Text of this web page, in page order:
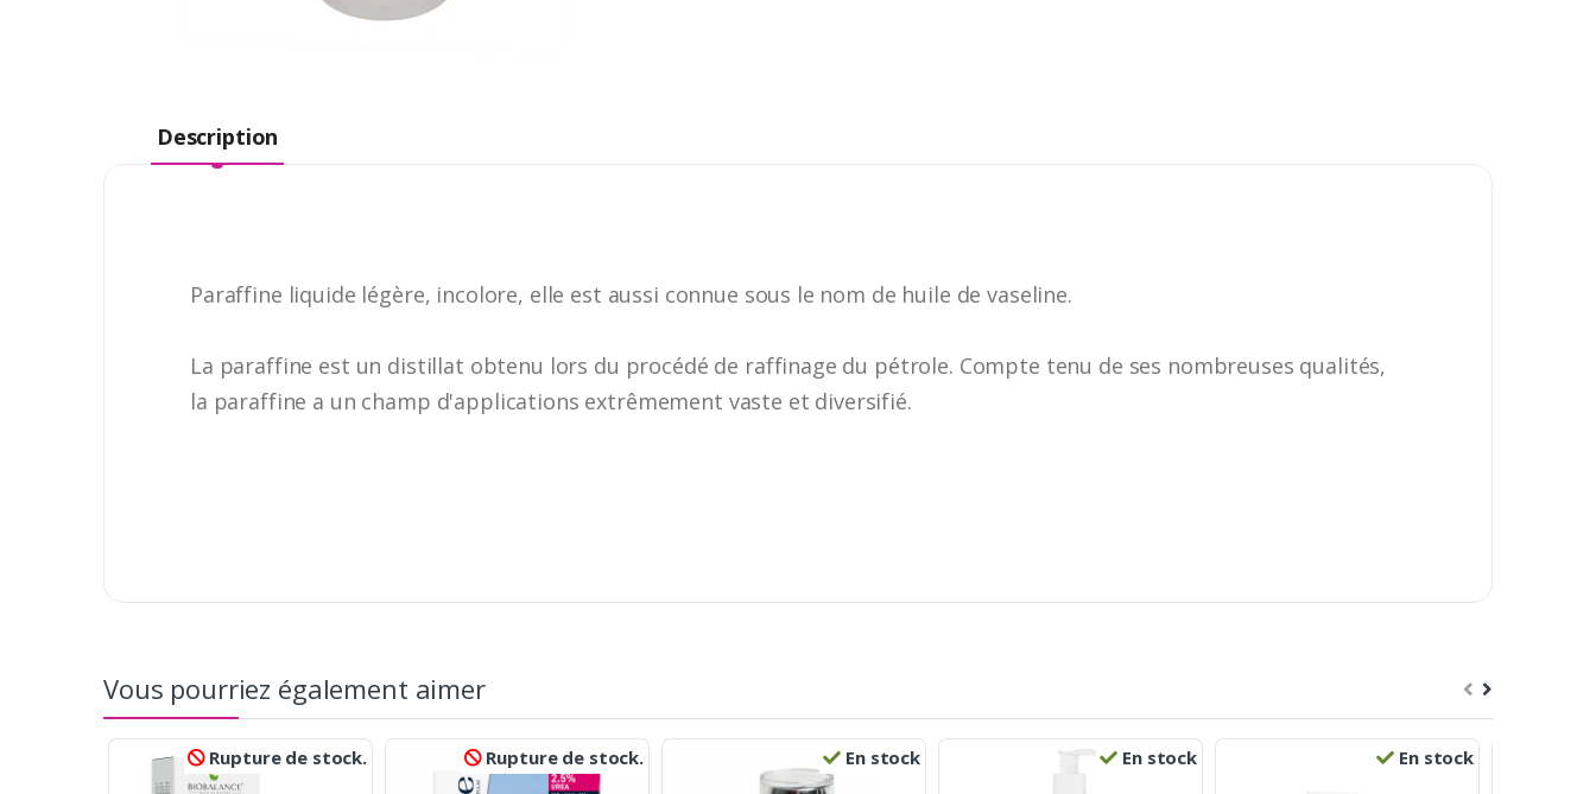
Description
Paraffine liquide légère, incolore, elle est aussi connue sous le nom de huile de vaseline.
La paraffine est un distillat obtenu lors du procédé de raffinage du pétrole. Compte tenu de ses nombreuses qualités,
la paraffine a un champ d'applications extrêmement vaste et diversifié.
Vous pourriez également aimer
Rupture de stock. Rupture de stock. En stock En stock En stock